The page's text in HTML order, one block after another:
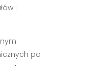
i
po